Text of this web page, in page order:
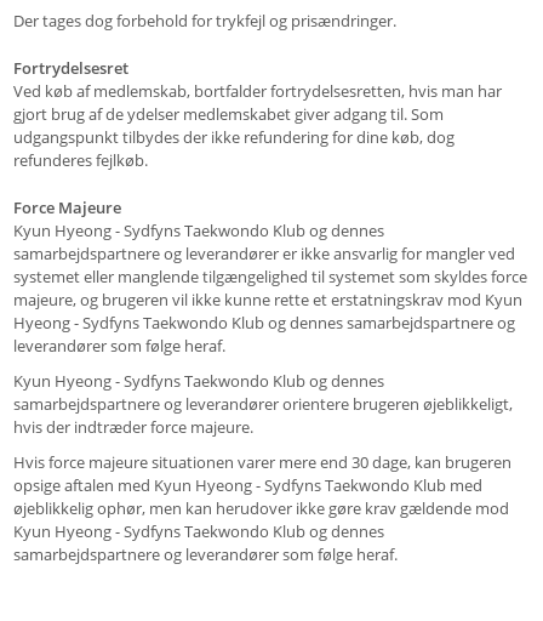
Der tages dog forbehold for trykfejl og prisændringer.
Fortrydelsesret
Ved køb af medlemskab, bortfalder fortrydelsesretten, hvis man har
gjort brug af de ydelser medlemskabet giver adgang til. Som
udgangspunkt tilbydes der ikke refundering for dine køb, dog
refunderes fejlkøb.
Force Majeure
Kyun Hyeong - Sydfyns Taekwondo Klub og dennes
samarbejdspartnere og leverandører er ikke ansvarlig for mangler ved
systemet eller manglende tilgængelighed til systemet som skyldes force
majeure, og brugeren vil ikke kunne rette et erstatningskrav mod Kyun
Hyeong - Sydfyns Taekwondo Klub og dennes samarbejdspartnere og
leverandører som følge heraf.
Kyun Hyeong - Sydfyns Taekwondo Klub og dennes
samarbejdspartnere og leverandører orientere brugeren øjeblikkeligt,
hvis der indtræder force majeure.
Hvis force majeure situationen varer mere end 30 dage, kan brugeren
opsige aftalen med Kyun Hyeong - Sydfyns Taekwondo Klub med
øjeblikkelig ophør, men kan herudover ikke gøre krav gældende mod
Kyun Hyeong - Sydfyns Taekwondo Klub og dennes
samarbejdspartnere og leverandører som følge heraf.